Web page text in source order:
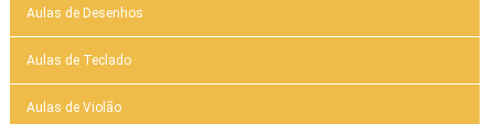
Aulas de Desenhos
Aulas de Teclado
Aulas de Violão